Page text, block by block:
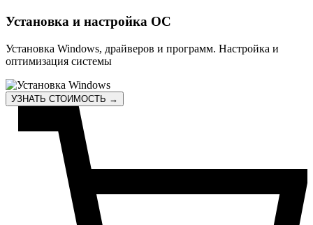
Установка и настройка ОС
Установка Windows, драйверов и программ. Настройка и
оптимизация системы
УЗНАТЬ СТОИМОСТЬ →